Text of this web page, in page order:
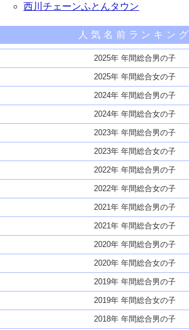
西川チェーンふとんタウン
人気名前ランキング
2025年 年間総合男の子
2025年 年間総合女の子
2024年 年間総合男の子
2024年 年間総合女の子
2023年 年間総合男の子
2023年 年間総合女の子
2022年 年間総合男の子
2022年 年間総合女の子
2021年 年間総合男の子
2021年 年間総合女の子
2020年 年間総合男の子
2020年 年間総合女の子
2019年 年間総合男の子
2019年 年間総合女の子
2018年 年間総合男の子